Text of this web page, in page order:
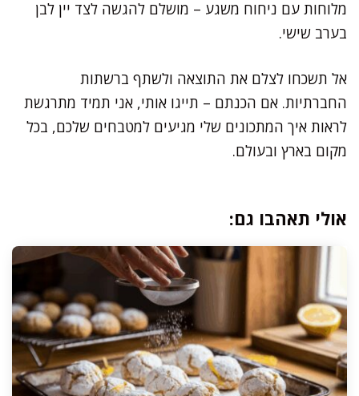
מלוחות עם ניחוח משגע – מושלם להגשה לצד יין לבן
בערב שישי.
אל תשכחו לצלם את התוצאה ולשתף ברשתות
החברתיות. אם הכנתם – תייגו אותי, אני תמיד מתרגשת
לראות איך המתכונים שלי מגיעים למטבחים שלכם, בכל
מקום בארץ ובעולם.
אולי תאהבו גם: